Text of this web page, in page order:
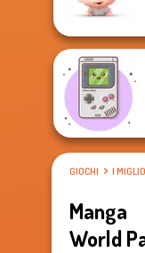
GIOCHI I
World